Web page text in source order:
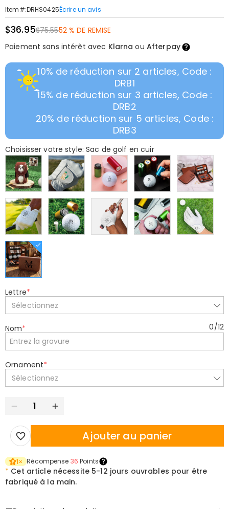
Item#:DRHS0425Écrire un avis
$36.95$75.5552 % DE REMISE
Paiement sans intérêt avec Klarna ou Afterpay
10% de réduction sur 2 articles, Code :
DRB1
15% de réduction sur 3 articles, Code :
DRB2
20% de réduction sur 5 articles, Code :
DRB3
Choisisser votre style: Sac de golf en cuir
Lettre*
Sélectionnez
Nom* 0/12
Ornament*
Sélectionnez
Ajouter au panier
1× Récompense 36 Points
* Cet article nécessite 5-12 jours ouvrables pour être
fabriqué à la main.